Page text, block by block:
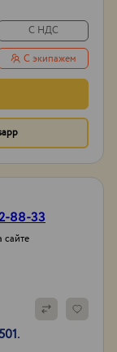
С НДС
С экипажем
88-33
сайте